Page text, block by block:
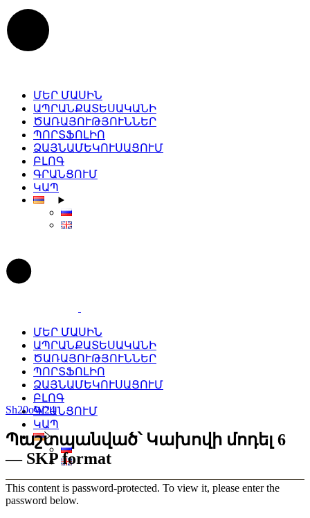
Skip
to
the
content
ՄԵՐ ՄԱՍԻՆ
ԱՊՐԱՆՔԱՏԵՍԱԿԱՆԻ
ԾԱՌԱՅՈՒԹՅՈՒՆՆԵՐ
ՊՈՐՏՖՈԼԻՈ
ՁԱՅՆԱՄԵԿՈՒՍԱՑՈՒՄ
ԲԼՈԳ
ԳՐԱՆՑՈՒՄ
ԿԱՊ
ՄԵՐ ՄԱՍԻՆ
ԱՊՐԱՆՔԱՏԵՍԱԿԱՆԻ
ԾԱՌԱՅՈՒԹՅՈՒՆՆԵՐ
ՊՈՐՏՖՈԼԻՈ
ՁԱՅՆԱՄԵԿՈՒՍԱՑՈՒՄ
ԲԼՈԳ
ԳՐԱՆՑՈՒՄ
ԿԱՊ
Sh20oW24
Պաշտպանված՝ Կախովի մոդել 6
— SKP format
This content is password-protected. To view it, please enter the
password below.